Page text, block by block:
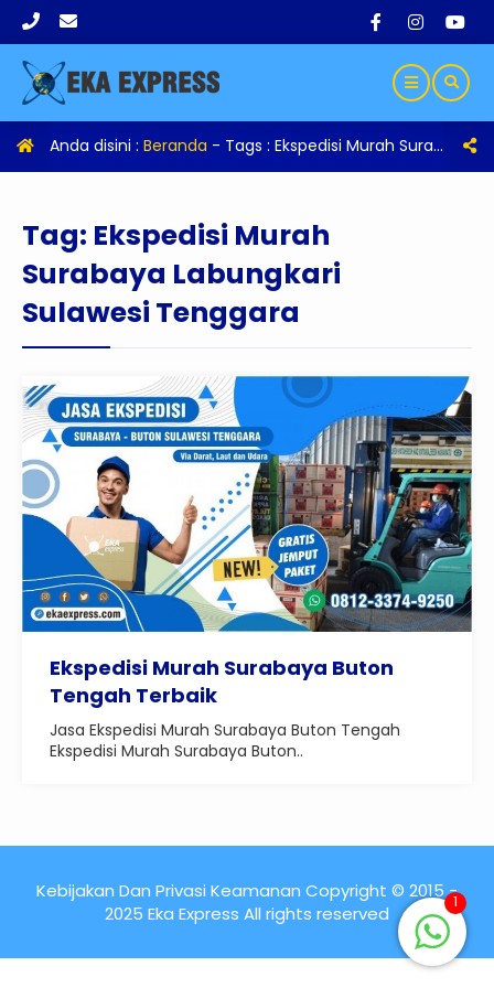
Anda disini : Beranda - Tags : Ekspedisi Murah Surabaya Labungkari Sulawesi Tenggara
Tag: Ekspedisi Murah
Surabaya Labungkari
Sulawesi Tenggara
Ekspedisi Murah Surabaya Buton
Tengah Terbaik
Jasa Ekspedisi Murah Surabaya Buton Tengah
Ekspedisi Murah Surabaya Buton..
Kebijakan Dan Privasi Keamanan Copyright © 2015 -
2025 Eka Express All rights reserved
1